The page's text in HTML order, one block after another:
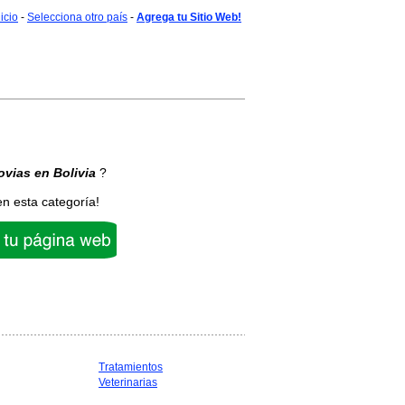
- Selecciona otro país - Agrega tu Sitio Web!
en Bolivia ?
esta categoría!
Tratamientos
Veterinarias